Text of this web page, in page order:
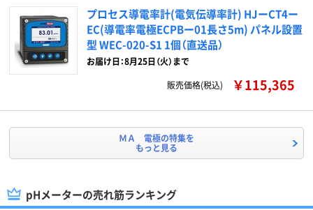
プロセス導電率計(電気伝導率計) HJーCT4ー
EC(導電率電極ECPBー01長さ5m) パネル設置
型 WEC-020-S1 1個（直送品）
お届け日：8月25日（火）まで
販売価格(税込)
￥115,365
ＭＡ 電極の特集を
もっと見る
pHメーターの売れ筋ランキング